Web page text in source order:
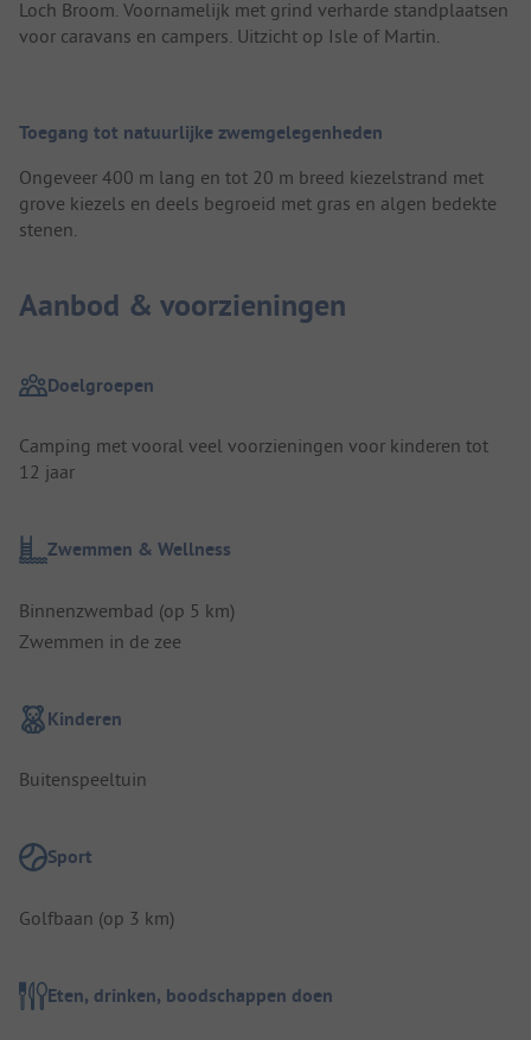
Loch Broom. Voornamelijk met grind verharde standplaatsen
voor caravans en campers. Uitzicht op Isle of Martin.
Toegang tot natuurlijke zwemgelegenheden
Ongeveer 400 m lang en tot 20 m breed kiezelstrand met
grove kiezels en deels begroeid met gras en algen bedekte
stenen.
Aanbod & voorzieningen
Doelgroepen
Camping met vooral veel voorzieningen voor kinderen tot
12 jaar
Zwemmen & Wellness
Binnenzwembad (op 5 km)
Zwemmen in de zee
Kinderen
Buitenspeeltuin
Sport
Golfbaan (op 3 km)
Eten, drinken, boodschappen doen